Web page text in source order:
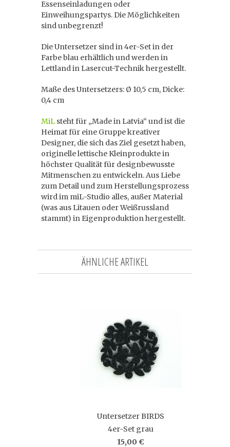
Essenseinladungen oder
Einweihungspartys. Die Möglichkeiten
sind unbegrenzt!
Die Untersetzer sind in 4er-Set in der
Farbe blau erhältlich und werden in
Lettland in Lasercut-Technik hergestellt.
Maße des Untersetzers: Ø 10,5 cm, Dicke:
0,4 cm
MiL steht für „Made in Latvia“ und ist die
Heimat für eine Gruppe kreativer
Designer, die sich das Ziel gesetzt haben,
originelle lettische Kleinprodukte in
höchster Qualität für designbewusste
Mitmenschen zu entwickeln. Aus Liebe
zum Detail und zum Herstellungsprozess
wird im miL-Studio alles, außer Material
(was aus Litauen oder Weißrussland
stammt) in Eigenproduktion hergestellt.
ÄHNLICHE ARTIKEL
Untersetzer BIRDS
4er-Set grau
15,00 €